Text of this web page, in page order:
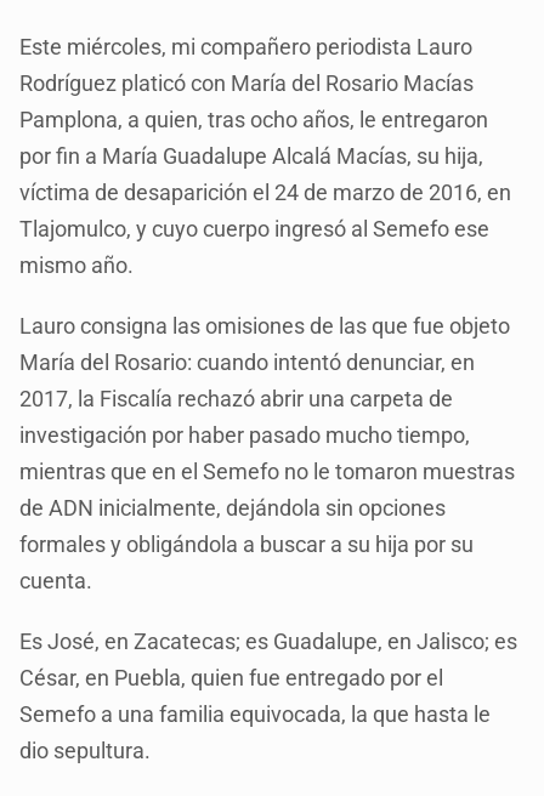
Este miércoles, mi compañero periodista Lauro
Rodríguez platicó con María del Rosario Macías
Pamplona, a quien, tras ocho años, le entregaron
por fin a María Guadalupe Alcalá Macías, su hija,
víctima de desaparición el 24 de marzo de 2016, en
Tlajomulco, y cuyo cuerpo ingresó al Semefo ese
mismo año.
Lauro consigna las omisiones de las que fue objeto
María del Rosario: cuando intentó denunciar, en
2017, la Fiscalía rechazó abrir una carpeta de
investigación por haber pasado mucho tiempo,
mientras que en el Semefo no le tomaron muestras
de ADN inicialmente, dejándola sin opciones
formales y obligándola a buscar a su hija por su
cuenta.
Es José, en Zacatecas; es Guadalupe, en Jalisco; es
César, en Puebla, quien fue entregado por el
Semefo a una familia equivocada, la que hasta le
dio sepultura.